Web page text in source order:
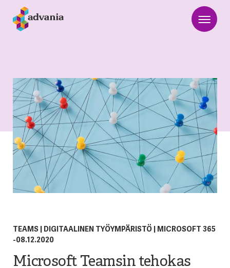
TEAMS| DIGITAALINEN TYÖYMPÄRISTÖ| MICROSOFT 365
-08.12.2020
Microsoft Teamsin tehokas